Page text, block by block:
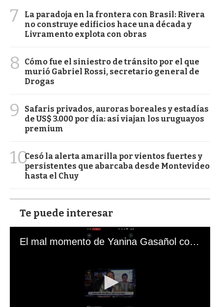
7
La paradoja en la frontera con Brasil: Rivera
no construye edificios hace una década y
Livramento explota con obras
8
Cómo fue el siniestro de tránsito por el que
murió Gabriel Rossi, secretario general de
Drogas
9
Safaris privados, auroras boreales y estadías
de US$ 3.000 por día: así viajan los uruguayos
premium
10Cesó la alerta amarilla por vientos fuertes y
persistentes que abarcaba desde Montevideo
hasta el Chuy
Te puede interesar
El mal momento de Yanina Gasañol con un hincha argentino en "Subrayado"